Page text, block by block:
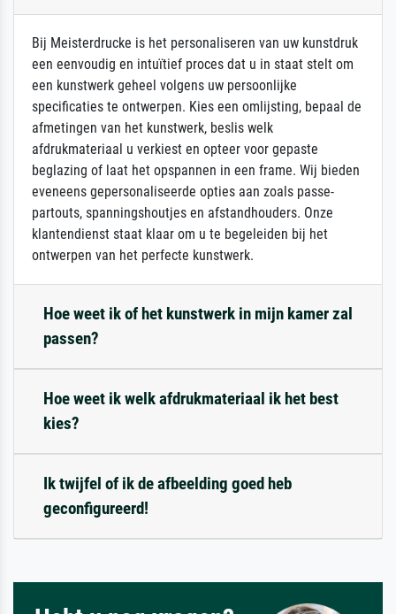
Bij Meisterdrucke is het personaliseren van uw kunstdruk
een eenvoudig en intuïtief proces dat u in staat stelt om
een kunstwerk geheel volgens uw persoonlijke
specificaties te ontwerpen. Kies een omlijsting, bepaal de
afmetingen van het kunstwerk, beslis welk
afdrukmateriaal u verkiest en opteer voor gepaste
beglazing of laat het opspannen in een frame. Wij bieden
eveneens gepersonaliseerde opties aan zoals passe-
partouts, spanningshoutjes en afstandhouders. Onze
klantendienst staat klaar om u te begeleiden bij het
ontwerpen van het perfecte kunstwerk.
Hoe weet ik of het kunstwerk in mijn kamer zal
passen?
Hoe weet ik welk afdrukmateriaal ik het best
kies?
Ik twijfel of ik de afbeelding goed heb
geconfigureerd!